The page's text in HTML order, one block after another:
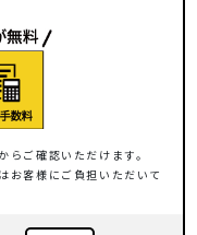
らご確認いただけます。
お客様にご負担いただいて